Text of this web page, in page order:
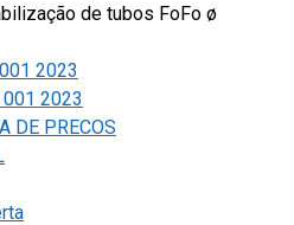
de tubos FoFo ø
2023
2023
DE PRECOS